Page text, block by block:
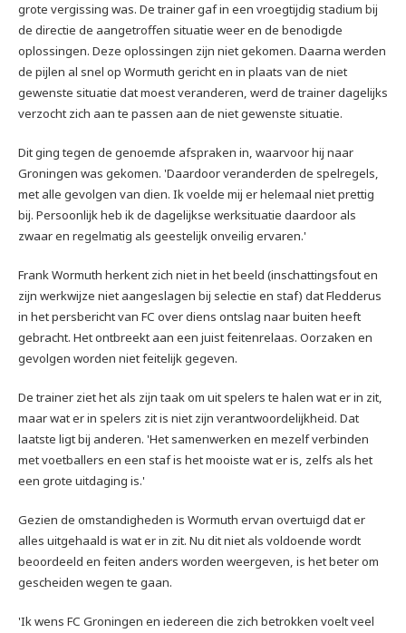
grote vergissing was. De trainer gaf in een vroegtijdig stadium bij
de directie de aangetroffen situatie weer en de benodigde
oplossingen. Deze oplossingen zijn niet gekomen. Daarna werden
de pijlen al snel op Wormuth gericht en in plaats van de niet
gewenste situatie dat moest veranderen, werd de trainer dagelijks
verzocht zich aan te passen aan de niet gewenste situatie.
Dit ging tegen de genoemde afspraken in, waarvoor hij naar
Groningen was gekomen. 'Daardoor veranderden de spelregels,
met alle gevolgen van dien. Ik voelde mij er helemaal niet prettig
bij. Persoonlijk heb ik de dagelijkse werksituatie daardoor als
zwaar en regelmatig als geestelijk onveilig ervaren.'
Frank Wormuth herkent zich niet in het beeld (inschattingsfout en
zijn werkwijze niet aangeslagen bij selectie en staf) dat Fledderus
in het persbericht van FC over diens ontslag naar buiten heeft
gebracht. Het ontbreekt aan een juist feitenrelaas. Oorzaken en
gevolgen worden niet feitelijk gegeven.
De trainer ziet het als zijn taak om uit spelers te halen wat er in zit,
maar wat er in spelers zit is niet zijn verantwoordelijkheid. Dat
laatste ligt bij anderen. 'Het samenwerken en mezelf verbinden
met voetballers en een staf is het mooiste wat er is, zelfs als het
een grote uitdaging is.'
Gezien de omstandigheden is Wormuth ervan overtuigd dat er
alles uitgehaald is wat er in zit. Nu dit niet als voldoende wordt
beoordeeld en feiten anders worden weergeven, is het beter om
gescheiden wegen te gaan.
'Ik wens FC Groningen en iedereen die zich betrokken voelt veel